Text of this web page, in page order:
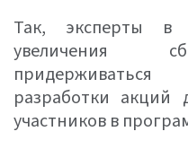
Так, эксперты в
увеличения
разработки акций
участников в